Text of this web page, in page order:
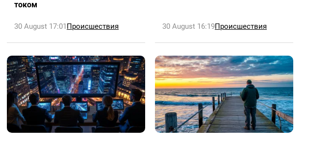
током
30 August 17:01Происшествия 30 August 16:19Происшествия